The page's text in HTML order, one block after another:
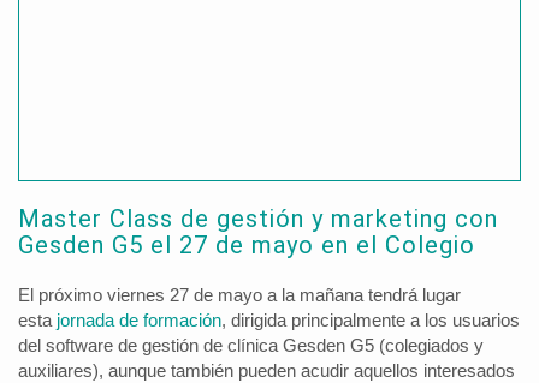
Master Class de gestión y marketing con
Gesden G5 el 27 de mayo en el Colegio
El próximo viernes 27 de mayo a la mañana tendrá lugar
esta jornada de formación, dirigida principalmente a los usuarios
del software de gestión de clínica Gesden G5 (colegiados y
auxiliares), aunque también pueden acudir aquellos interesados